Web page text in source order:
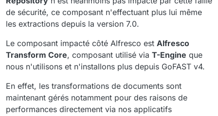
de sécurité, ce composant n'effectuant plus lui même
les extractions depuis la version 7.0.
Le composant impacté côté Alfresco est Alfresco
Transform Core, composant utilisé via T-Engine que
nous n'utilisons et n'installons plus depuis GoFAST v4.
En effet, les transformations de documents sont
maintenant gérés notamment pour des raisons de
performances directement via nos applicatifs